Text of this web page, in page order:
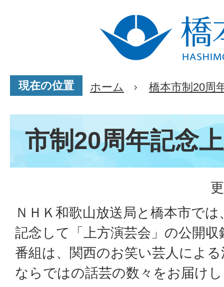
現在の位置 ホーム 橋本市制20周
市制20周年記念
ＮＨＫ和歌山放送局と橋本市で
記念して「上方演芸会」の公開
番組は、関西のお笑い芸人によ
ならではの話芸の数々をお届け